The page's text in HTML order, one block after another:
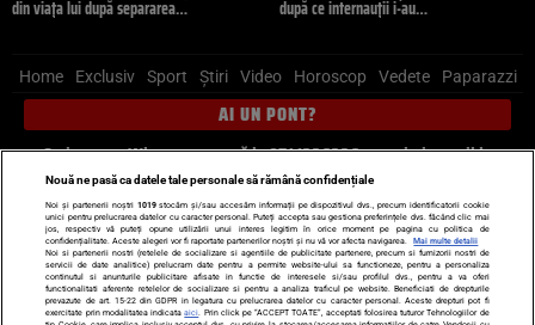
din viața lui după separarea… după ce internauții i-au…
Home Exclusiv Sport Știri Video Horoscop Vedete Paparazzi
AI UN PONT?
Scrie-ne pe Whatsapp, sună la 0741226226 sau trimite mail la
pont@cancan.ro
Știri interne Știri externe
Politică
Ultimele stiri
Diete Insula Iubirii Dictionar de vise
LIFE STYLE
Horoscop
Nouă ne pasă ca datele tale personale să rămână confidențiale
Noi și partenerii noștri 1019stocăm și/sau accesăm informații pe dispozitivul dvs., precum identificatorii cookie
unici pentru prelucrarea datelor cu caracter personal. Puteți accepta sau gestiona preferințele dvs. făcând clic mai
jos, respectiv vă puteți opune utilizării unui interes legitim în orice moment pe pagina cu politica de
confidențialitate. Aceste alegeri vor fi raportate partenerilor noștri și nu vă vor afecta navigarea.
Mai multe detalii
Noi si partenerii nostri (retelele de socializare si agentiile de publicitate partenere, precum si furnizorii nostri de
servicii de date analitice) prelucram date pentru a permite website-ului sa functioneze, pentru a personaliza
continutul si anunturile publicitare afisate in functie de interesele si/sau profilul dvs., pentru a va oferi
functionalitati aferente retelelor de socializare si pentru a analiza traficul pe website. Beneficiati de drepturile
prevazute de art. 15-22 din GDPR in legatura cu prelucrarea datelor cu caracter personal. Aceste drepturi pot fi
exercitate prin modalitatea indicataaici . Prin click pe “ACCEPT TOATE”, acceptati folosirea tuturor Tehnologiilor de